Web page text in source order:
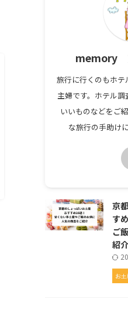
memory
旅行に行くのもホ
主婦です。ホテル
いいものなどをご
な旅行の手助け
京
す
ご
紹介
お